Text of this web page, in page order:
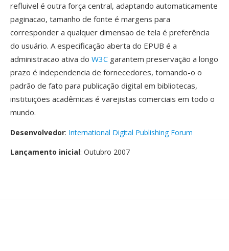
refluivel é outra força central, adaptando automaticamente
paginacao, tamanho de fonte é margens para
corresponder a qualquer dimensao de tela é preferência
do usuário. A especificação aberta do EPUB é a
administracao ativa do W3C garantem preservação a longo
prazo é independencia de fornecedores, tornando-o o
padrão de fato para publicação digital em bibliotecas,
instituições acadêmicas é varejistas comerciais em todo o
mundo.
Desenvolvedor: International Digital Publishing Forum
Lançamento inicial: Outubro 2007